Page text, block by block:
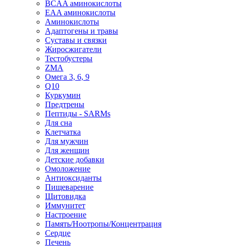
BCAA аминокислоты
EAA аминокислоты
Аминокислоты
Адаптогены и травы
Суставы и связки
Жиросжигатели
Тестобустеры
ZMA
Омега 3, 6, 9
Q10
Куркумин
Предтрены
Пептиды - SARMs
Для сна
Клетчатка
Для мужчин
Для женщин
Детские добавки
Омоложение
Антиоксиданты
Пищеварение
Щитовидка
Иммунитет
Настроение
Память/Ноотропы/Концентрация
Сердце
Печень